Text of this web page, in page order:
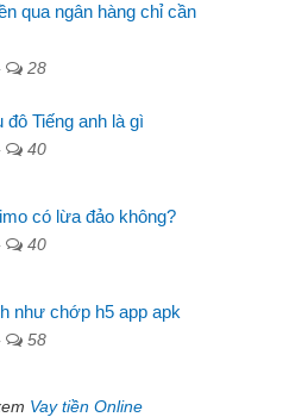
qua ngân hàng chỉ cần
28
đô Tiếng anh là gì
40
có lừa đảo không?
40
như chớp h5 app apk
58
Vay tiền Online